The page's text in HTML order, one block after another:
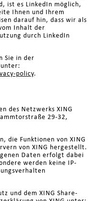
ist es LinkedIn möglich,
Ihnen und Ihrem
darauf hin, dass wir als
Inhalt der
durch LinkedIn
Sie in der
policy.
des Netzwerks XING
29-32,
die Funktionen von XING
von XING hergestellt.
Daten erfolgt dabei
werden keine IP-
und dem XING Share-